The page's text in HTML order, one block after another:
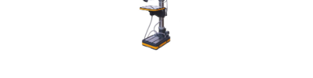
ВХОД ИЛИ РЕГИСТРАЦИЯ